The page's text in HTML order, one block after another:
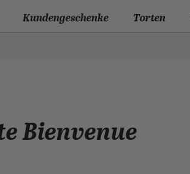
Kundengeschenke Torten
Bienvenue